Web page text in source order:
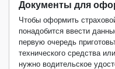
Документы для
Чтобы оформить
понадобится ввести
первую очередь
технического средства
нужно водительское